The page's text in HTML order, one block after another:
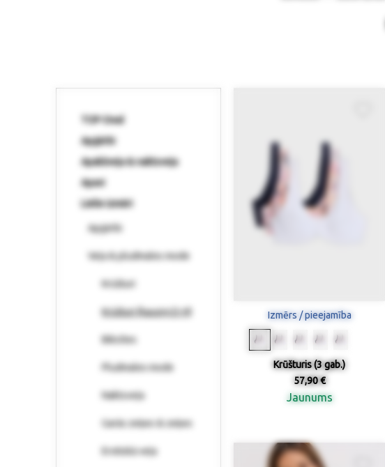
TOP-Deal
Apģērbi
Apakšveļa & naktsveļa
Apavi
Lielie izmēri
Apģērbi
Veļa & pludmales mode
Krūšturi
Krūšturi (kausiņi D-H)
Biksītes
Pludmales mode
Naktsveļa
Garās zeķes & zeķes
Erotiskā veļa
Izmērs / pieejamība
Krūšturis (3 gab.)
57,90 €
Jaunums